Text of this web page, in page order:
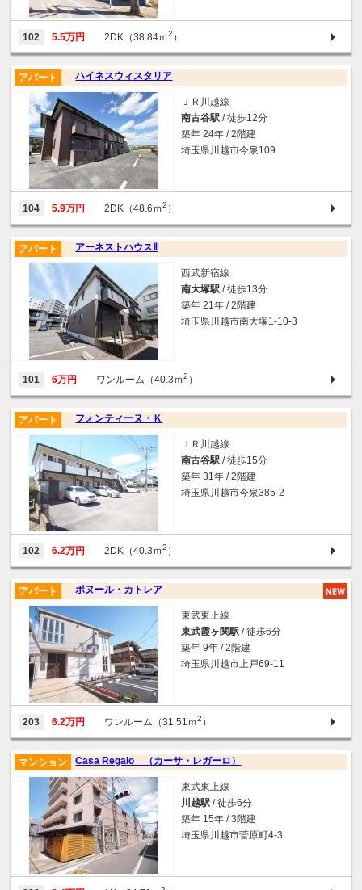
102 5.5万円 2DK（38.84ｍ2 ）
ハイネスウィスタリア
アパート
ＪＲ川越線
南古谷駅 / 徒歩12分
築年 24年 / 2階建
埼玉県川越市今泉109
104 5.9万円 2DK（48.6ｍ2 ）
アーネストハウスⅡ
アパート
西武新宿線
南大塚駅 / 徒歩13分
築年 21年 / 2階建
埼玉県川越市南大塚1-10-3
101 6万円 ワンルーム（40.3ｍ2 ）
フォンティーヌ・Ｋ
アパート
ＪＲ川越線
南古谷駅 / 徒歩15分
築年 31年 / 2階建
埼玉県川越市今泉385-2
102 6.2万円 2DK（40.3ｍ2 ）
ボヌール・カトレア
アパート
東武東上線
東武霞ヶ関駅 / 徒歩6分
築年 9年 / 2階建
埼玉県川越市上戸69-11
203 6.2万円 ワンルーム（31.51ｍ2 ）
Casa Regalo （カーサ・レガーロ）
マンション
東武東上線
川越駅 / 徒歩6分
築年 15年 / 3階建
埼玉県川越市菅原町4-3